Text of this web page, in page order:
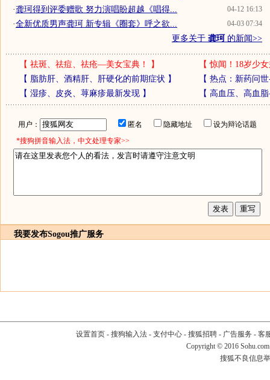
04-12 16:13
·龚珂得到评委赠歌 努力演唱盼超越《唱得...
04-03 07:34
·全新优质男声龚珂 新专辑《圈套》呼之欲...
更多关于 龚珂的新闻>>
【 祛斑、祛痘、祛疮—美女宝典！ 】 【惊闻！18岁少
【 脂肪肝、酒精肝、肝硬化的前期症状 】 【 热点：新药问
【 湿疹、皮炎、荨麻疹最新发现】 【 高血压、高血
用户： 匿名 隐藏地址
设为辩论话题
*搜狗拼音输入法，中文处理专家>>
我要发布Sogou推广服务
设置首页- 搜狗输入法- 支付中心- 搜狐招聘- 广告服务 - 客
Copyright © 2016
搜狐不良信息